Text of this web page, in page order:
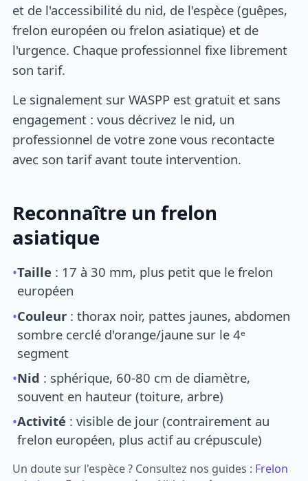
et de l'accessibilité du nid, de l'espèce (guêpes,
frelon européen ou frelon asiatique) et de
l'urgence. Chaque professionnel fixe librement
son tarif.
Le signalement sur WASPP est gratuit et sans
engagement : vous décrivez le nid, un
professionnel de votre zone vous recontacte
avec son tarif avant toute intervention.
Reconnaître un frelon
asiatique
•Taille : 17 à 30 mm, plus petit que le frelon
européen
•Couleur : thorax noir, pattes jaunes, abdomen
sombre cerclé d'orange/jaune sur le 4ᵉ
segment
•Nid : sphérique, 60-80 cm de diamètre,
souvent en hauteur (toiture, arbre)
•Activité : visible de jour (contrairement au
frelon européen, plus actif au crépuscule)
Un doute sur l'espèce ? Consultez nos guides : Frelon